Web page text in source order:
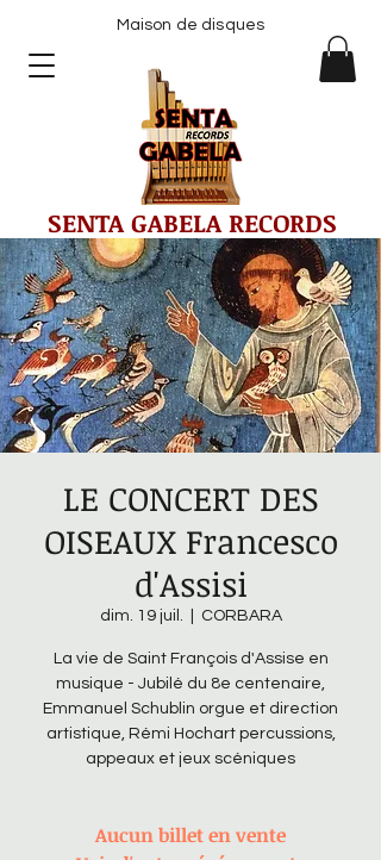
SENTA GABELA RECORDS
Maison de disques
LE CONCERT DES
OISEAUX Francesco
d'Assisi
dim. 19 juil. CORBARA
La vie de Saint François d'Assise en
musique - Jubilé du 8e centenaire,
Emmanuel Schublin orgue et direction
artistique, Rémi Hochart percussions,
appeaux et jeux scéniques
Aucun billet en vente